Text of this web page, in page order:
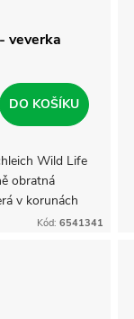
veverka
DO KOŠÍKU
Wild Life
obratná
v korunách
skvělé skákací
Kód:6541341